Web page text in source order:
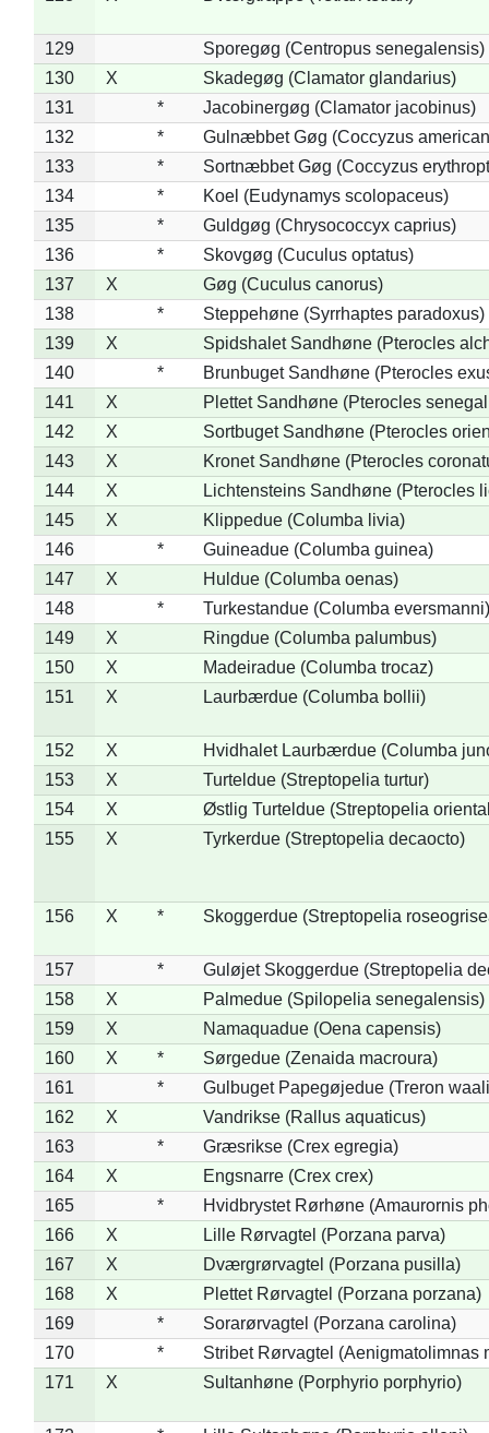
129
Sporegøg (Centropus senegalensis)
130
X
Skadegøg (Clamator glandarius)
131
*
Jacobinergøg (Clamator jacobinus)
132
*
Gulnæbbet Gøg (Coccyzus
133
*
Sortnæbbet Gøg (Coccyzus
134
*
Koel (Eudynamys scolopaceus)
135
*
Guldgøg (Chrysococcyx caprius)
136
*
Skovgøg (Cuculus optatus)
137
X
Gøg (Cuculus canorus)
138
*
Steppehøne (Syrrhaptes paradoxus)
139
X
Spidshalet Sandhøne (Pterocles
140
*
Brunbuget Sandhøne (Pterocles
141
X
Plettet Sandhøne (Pterocles
142
X
Sortbuget Sandhøne (Pterocles
143
X
Kronet Sandhøne (Pterocles
144
X
Lichtensteins Sandhøne (Pterocles
145
X
Klippedue (Columba livia)
146
*
Guineadue (Columba guinea)
147
X
Huldue (Columba oenas)
148
*
Turkestandue (Columba eversmanni)
149
X
Ringdue (Columba palumbus)
150
X
Madeiradue (Columba trocaz)
151
X Laurbærdue (Columba bollii)
152 X
Hvidhalet Laurbærdue (Columba
153
X
Turteldue (Streptopelia turtur)
154
X
Østlig Turteldue (Streptopelia
155
X Tyrkerdue (Streptopelia decaocto)
156 X * Skoggerdue (Streptopelia
157 *
Guløjet Skoggerdue (Streptopelia
158
X
Palmedue (Spilopelia senegalensis)
159
X
Namaquadue (Oena capensis)
160
X *
Sørgedue (Zenaida macroura)
161
*
Gulbuget Papegøjedue (Treron
162
X
Vandrikse (Rallus aquaticus)
163
*
Græsrikse (Crex egregia)
164
X
Engsnarre (Crex crex)
165
*
Hvidbrystet Rørhøne (Amaurornis
166
X
Lille Rørvagtel (Porzana parva)
167
X
Dværgrørvagtel (Porzana pusilla)
168
X
Plettet Rørvagtel (Porzana porzana)
169
*
Sorarørvagtel (Porzana carolina)
170
*
Stribet Rørvagtel (Aenigmatolimnas
171
X Sultanhøne (Porphyrio porphyrio)